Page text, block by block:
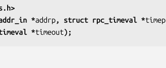
*addrp, struct rpc_timeval *timep
*
timeout);